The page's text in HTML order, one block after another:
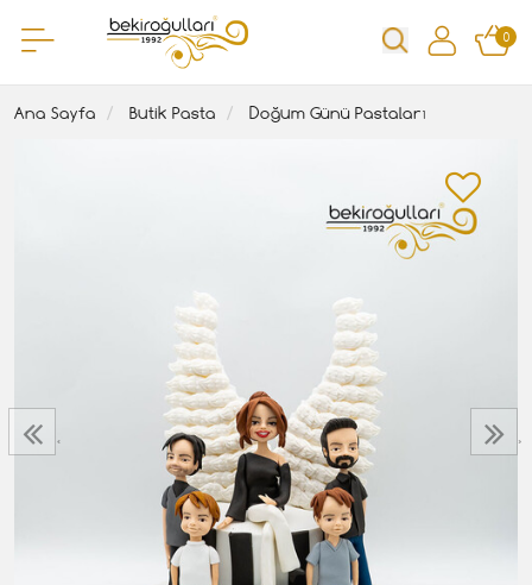
0
Ana Sayfa Butik Pasta Doğum Günü Pastaları
‹ ›